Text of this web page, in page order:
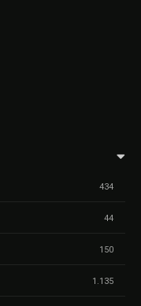
434
44
150
1.135